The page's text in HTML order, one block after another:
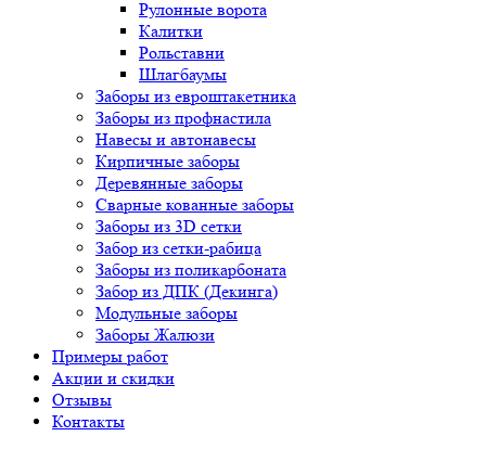
Рулонные ворота
Калитки
Рольставни
Шлагбаумы
Заборы из евроштакетника
Заборы из профнастила
Навесы и автонавесы
Кирпичные заборы
Деревянные заборы
Сварные кованные заборы
Заборы из 3D сетки
Забор из сетки-рабица
Заборы из поликарбоната
Забор из ДПК (Декинга)
Модульные заборы
Заборы Жалюзи
Примеры работ
Акции и скидки
Отзывы
Контакты